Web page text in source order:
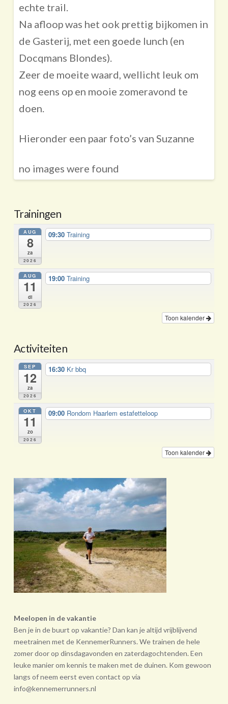
echte trail.
Na afloop was het ook prettig bijkomen in
de Gasterij, met een goede lunch (en
Docqmans Blondes).
Zeer de moeite waard, wellicht leuk om
nog eens op en mooie zomeravond te
doen.
Hieronder een paar foto’s van Suzanne
no images were found
Trainingen
AUG
8
za
2026
09:30Training
AUG
11
di
2026
19:00Training
Toon kalender
Activiteiten
SEP
12
za
2026
16:30 Kr bbq
OKT
11
zo
2026
09:00 Rondom Haarlem estafetteloop
Toon kalender
Meelopen in de vakantie
Ben je in de buurt op vakantie? Dan kan je altijd vrijblijvend
meetrainen met de KennemerRunners. We trainen de hele
zomer door op dinsdagavonden en zaterdagochtenden. Een
leuke manier om kennis te maken met de duinen. Kom gewoon
langs of neem eerst even contact op via
info@kennemerrunners.nl